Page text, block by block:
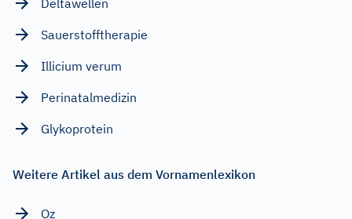
Sauerstofftherapie
Illicium verum
Perinatalmedizin
Glykoprotein
Weitere Artikel aus dem Vornamenlexikon
Oz